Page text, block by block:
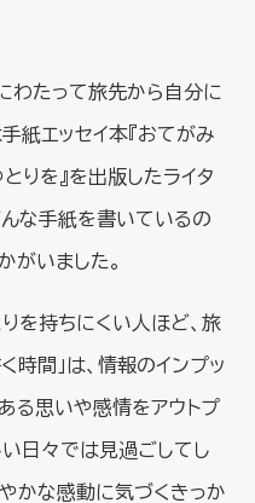
わたって旅先から自分に
エッセイ本『おてがみ
を』を出版したライタ
んな手紙を書いているの
がいました。
を持ちにくい人ほど、旅
時間」は、情報のインプッ
る思いや感情をアウトプ
い日々では見過ごしてし
かな感動に気づくきっか